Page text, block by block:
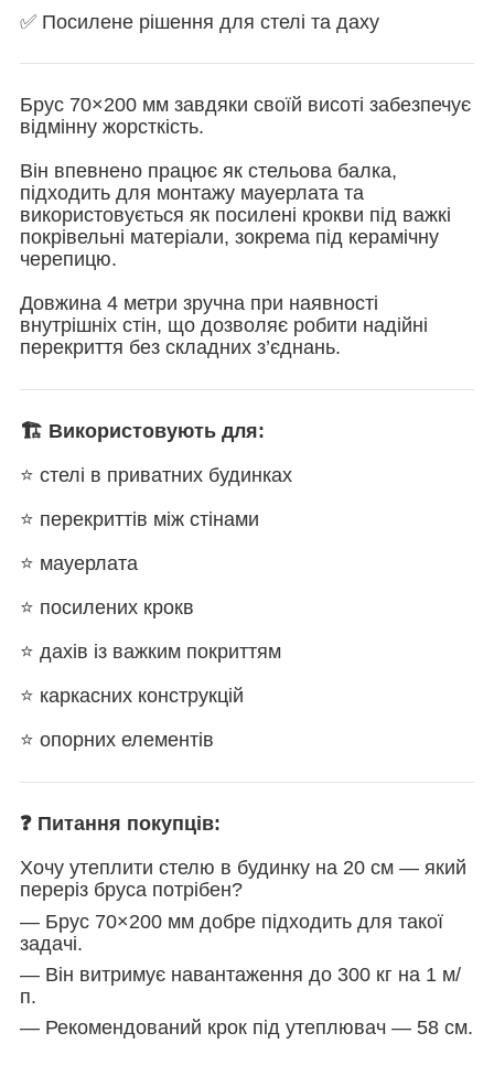
✅ Посилене рішення для стелі та даху
Брус 70×200 мм завдяки своїй висоті забезпечує
відмінну жорсткість.
Він впевнено працює як стельова балка,
підходить для монтажу мауерлата та
використовується як посилені крокви під важкі
покрівельні матеріали, зокрема під керамічну
черепицю.
Довжина 4 метри зручна при наявності
внутрішніх стін, що дозволяє робити надійні
перекриття без складних з’єднань.
🏗 Використовують для:
⭐ стелі в приватних будинках
⭐ перекриттів між стінами
⭐ мауерлата
⭐ посилених крокв
⭐ дахів із важким покриттям
⭐ каркасних конструкцій
⭐ опорних елементів
❓ Питання покупців:
Хочу утеплити стелю в будинку на 20 см — який
переріз бруса потрібен?
— Брус 70×200 мм добре підходить для такої
задачі.
— Він витримує навантаження до 300 кг на 1 м/
п.
— Рекомендований крок під утеплювач — 58 см.